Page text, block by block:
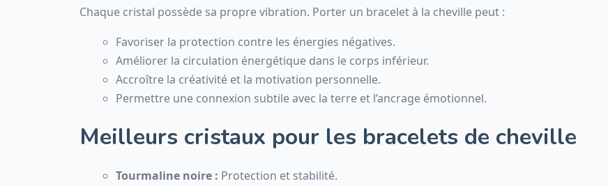
Chaque cristal possède sa propre vibration. Porter un bracelet à la cheville peut :
Favoriser la protection contre les énergies négatives.
Améliorer la circulation énergétique dans le corps inférieur.
Accroître la créativité et la motivation personnelle.
Permettre une connexion subtile avec la terre et l’ancrage émotionnel.
Meilleurs cristaux pour les bracelets de cheville
Tourmaline noire : Protection et stabilité.